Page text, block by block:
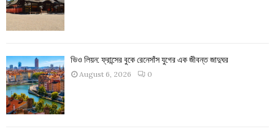
ভিও লিয়ন: ফ্রান্সের বুকে রেনেসাঁস যুগের এক জীবন্ত জাদুঘর
August 6, 2026 0